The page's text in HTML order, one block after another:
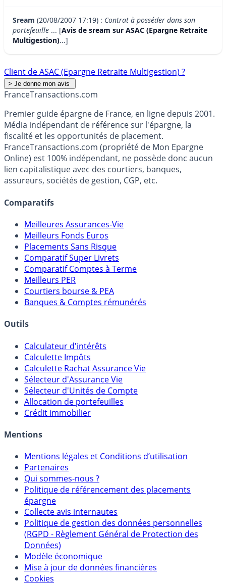
Sream (20/08/2007 17:19) : Contrat à posséder dans son
portefeuille ... [Avis de sream sur ASAC (Epargne Retraite
Multigestion)...]
Client de ASAC (Epargne Retraite Multigestion) ?
FranceTransactions.com
Premier guide épargne de France, en ligne depuis 2001.
Média indépendant de référence sur l'épargne, la
fiscalité et les opportunités de placement.
FranceTransactions.com (propriété de Mon Epargne
Online) est 100% indépendant, ne possède donc aucun
lien capitalistique avec des courtiers, banques,
assureurs, sociétés de gestion, CGP, etc.
Comparatifs
Meilleures Assurances-Vie
Meilleurs Fonds Euros
Placements Sans Risque
Comparatif Super Livrets
Comparatif Comptes à Terme
Meilleurs PER
Courtiers bourse & PEA
Banques & Comptes rémunérés
Outils
Calculateur d'intérêts
Calculette Impôts
Calculette Rachat Assurance Vie
Sélecteur d'Assurance Vie
Sélecteur d'Unités de Compte
Allocation de portefeuilles
Crédit immobilier
Mentions
Mentions légales et Conditions d’utilisation
Partenaires
Qui sommes-nous ?
Politique de référencement des placements
épargne
Collecte avis internautes
Politique de gestion des données personnelles
(RGPD - Règlement Général de Protection des
Données)
Modèle économique
Mise à jour de données financières
Cookies